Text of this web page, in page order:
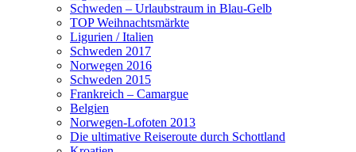
Schweden – Urlaubstraum in Blau-Gelb
TOP Weihnachtsmärkte
Ligurien / Italien
Schweden 2017
Norwegen 2016
Schweden 2015
Frankreich – Camargue
Belgien
Norwegen-Lofoten 2013
Die ultimative Reiseroute durch Schottland